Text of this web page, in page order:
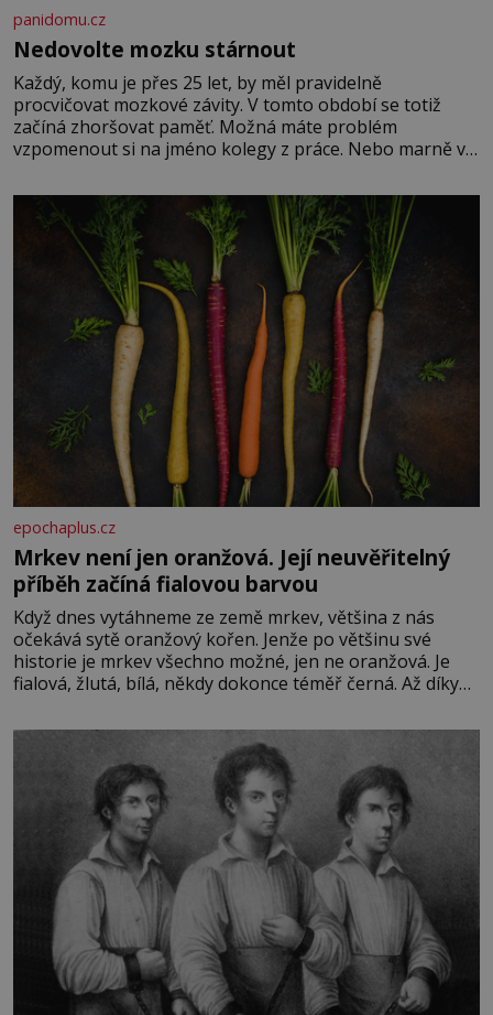
panidomu.cz
Nedovolte mozku stárnout
Každý, komu je přes 25 let, by měl pravidelně
procvičovat mozkové závity. V tomto období se totiž
začíná zhoršovat paměť. Možná máte problém
vzpomenout si na jméno kolegy z práce. Nebo marně v
Je to opravdu tak, s věkem jako kdyby se paměť
rozhodla stávkovat. Cvičte
epochaplus.cz
Mrkev není jen oranžová. Její neuvěřitelný
příběh začíná fialovou barvou
Když dnes vytáhneme ze země mrkev, většina z nás
očekává sytě oranžový kořen. Jenže po většinu své
historie je mrkev všechno možné, jen ne oranžová. Je
fialová, žlutá, bílá, někdy dokonce téměř černá. Až díky
bez které si českou zahradu ani nedokážeme představit.